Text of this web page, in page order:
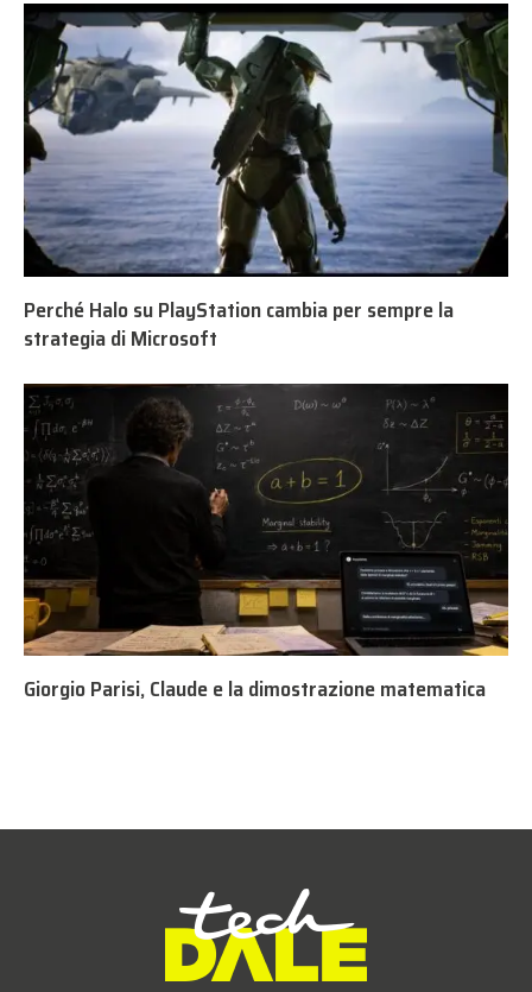
Perché Halo su PlayStation cambia per sempre la
strategia di Microsoft
Giorgio Parisi, Claude e la dimostrazione matematica